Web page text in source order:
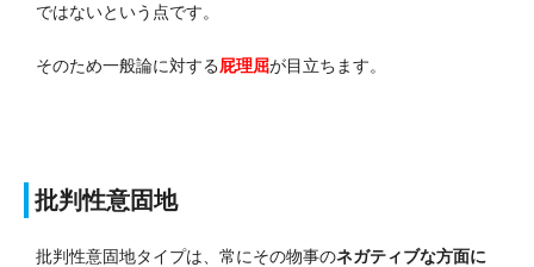
ではないという点です。
そのため一般論に対する屁理屈が目立ちます。
批判性意固地
批判性意固地タイプは、常にその物事のネガティブな方面に